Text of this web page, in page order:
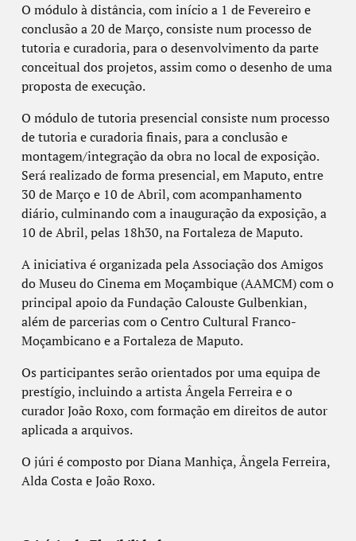
O módulo à distância, com início a 1 de Fevereiro e
conclusão a 20 de Março, consiste num processo de
tutoria e curadoria, para o desenvolvimento da parte
conceitual dos projetos, assim como o desenho de uma
proposta de execução.
O módulo de tutoria presencial consiste num processo
de tutoria e curadoria finais, para a conclusão e
montagem/integração da obra no local de exposição.
Será realizado de forma presencial, em Maputo, entre
30 de Março e 10 de Abril, com acompanhamento
diário, culminando com a inauguração da exposição, a
10 de Abril, pelas 18h30, na Fortaleza de Maputo.
A iniciativa é organizada pela Associação dos Amigos
do Museu do Cinema em Moçambique (AAMCM) com o
principal apoio da Fundação Calouste Gulbenkian,
além de parcerias com o Centro Cultural Franco-
Moçambicano e a Fortaleza de Maputo.
Os participantes serão orientados por uma equipa de
prestígio, incluindo a artista Ângela Ferreira e o
curador João Roxo, com formação em direitos de autor
aplicada a arquivos.
O júri é composto por Diana Manhiça, Ângela Ferreira,
Alda Costa e João Roxo.